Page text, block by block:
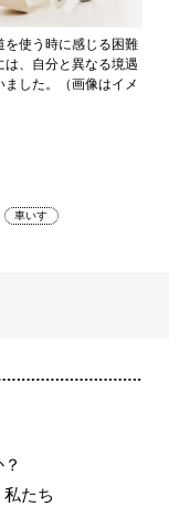
を使う時に感じる困難
、自分と異なる境遇
した。（画像はイメ
車いす
私たち